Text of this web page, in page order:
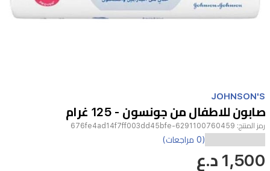
1
1
JOHNSON'S
صابون للاطفال من جونسون - 125 غرام
رمز المنتج: 6291100760459-676fe4ad14f7ff003dd45bfe
(0 مراجعات)
1,500 د.ع